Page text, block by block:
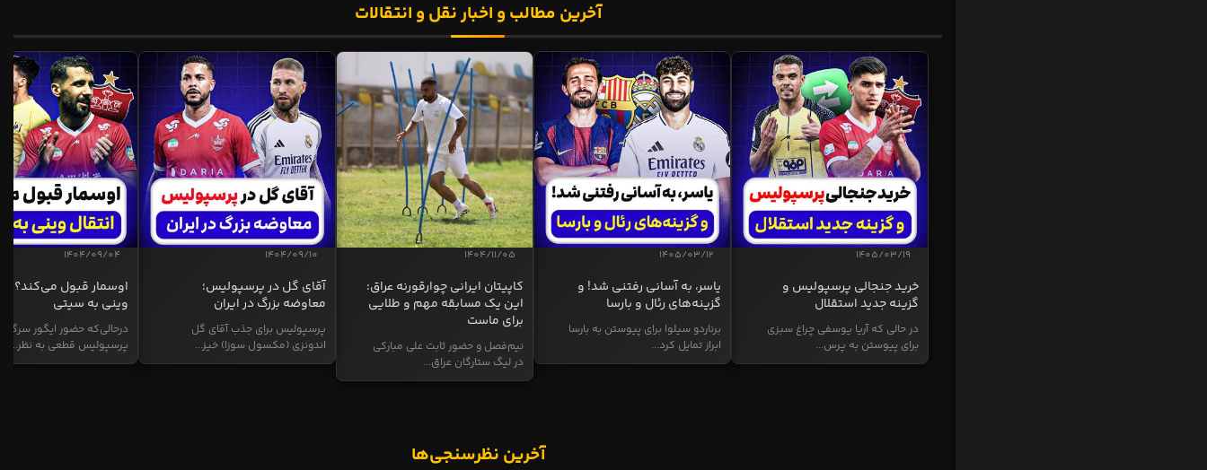
آخرین مطالب و اخبار نقل و انتقالات
1405/03/19
خرید جنجالی پرسپولیس و
گزینه جدید استقلال
در حالی که آریا یوسفی چراغ سبزی
برای پیوستن به پرس...
1405/03/12
یاسر، به آسانی رفتنی شد! و
گزینه‌های رئال و بارسا
برناردو سیلوا برای پیوستن به بارسا
ابراز تمایل کرد...
1404/11/05
کاپیتان ایرانی چوارقورنه عراق:
این یک مسابقه مهم و طلایی
برای ماست
نیم‌فصل و حضور ثابت علی مبارکی
در لیگ ستارگان عراق...
1404/09/10
آقای گل در پرسپولیس؛
معاوضه بزرگ در ایران
پرسپولیس برای جذب آقای گل
اندونزی (مکسول سوزا) خیز...
1404/09/04
اوسمار قبول می‌کند؟
وینی به سیتی
درحالی‌که حضور ایگور
پرسپولیس قطعی به نظر...
آخرین نظرسنجی‌ها